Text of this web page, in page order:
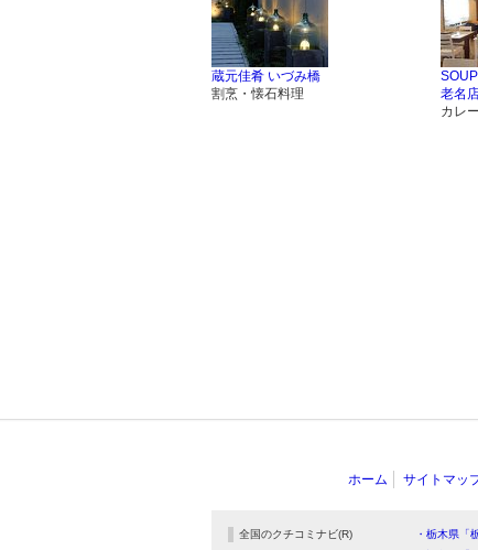
蔵元佳肴 いづみ橋
割烹・懐石料理
老名
カレ
ホーム サイトマッ
全国のクチコミナビ(R) ・栃木県「